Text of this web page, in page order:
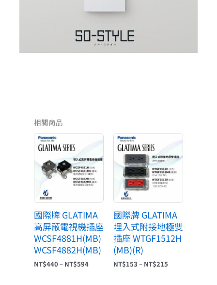
相關商品
國際牌 GLATIMA
高屏蔽電視機插座
WCSF4881H(MB)
WCSF4882H(MB)
NT$440– NT$594
圍：
NT$440
到
NT$594
國際牌 GLATIMA
埋入式附接地極雙
插座 WTGF1512H
(MB)(R)
NT$153 – NT$215
範
圍：
NT$153
到